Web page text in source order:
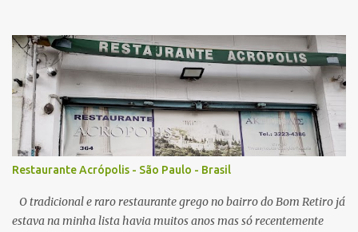
ponto de sal no caldo, algumas vezes estava perfeito, mas peguei o
caldo um pouco salgado demais. A qualidade do macarrão é
satisfatória, os pedaços de tyashu bons. Nota: 8/10 O combo de
chahan com karaage , o arroz frito segue muito estilo nipo
brasileiro, é bem leve em sal e gordura, e com isso combina muito
com algum elemento mais gorduroso como o ótimo frango frito
da casa, que lembra mais um frango frito brasileiro do que japonês
em sabor, em todas visitas sempre servido no ponto perfeito,
crocante por fora, e suculento no interior. N...
Restaurante Acrópolis - São Paulo - Brasil
O tradicional e raro restaurante grego no bairro do Bom Retiro já
estava na minha lista havia muitos anos mas só recentemente